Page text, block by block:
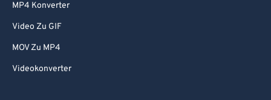
MP4 Konverter
Video Zu GIF
MOV Zu MP4
Videokonverter